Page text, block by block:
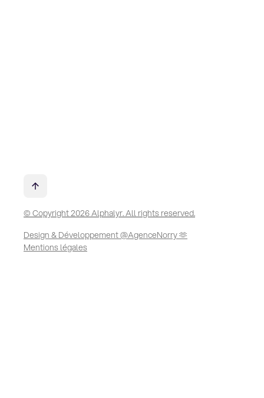
© Copyright 2026 Alphalyr. All rights reserved.
Design & Développement @AgenceNorry 🫶
Mentions légales